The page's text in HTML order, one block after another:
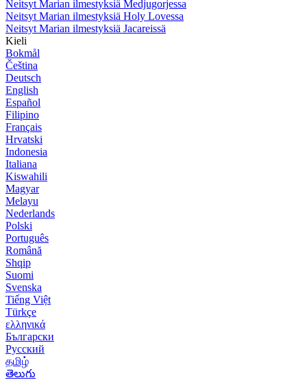
Neitsyt Marian ilmestyksiä Medjugorjessa
Neitsyt Marian ilmestyksiä Holy Lovessa
Neitsyt Marian ilmestyksiä Jacareissä
Kieli
Bokmål
Čeština
Deutsch
English
Español
Filipino
Français
Hrvatski
Indonesia
Italiana
Kiswahili
Magyar
Melayu
Nederlands
Polski
Português
Română
Shqip
Suomi
Svenska
Tiếng Việt
Türkçe
ελληνικά
Български
Русский
தமிழ்
తెలుగు